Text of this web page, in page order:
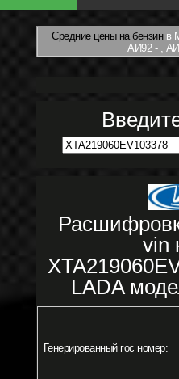
Средние цены на бензинв
АИ92 - ,
vin
LADA
Генерированный гос номер: